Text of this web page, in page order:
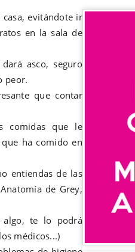
evitándote ir
en la sala de
asco, seguro
peor.
que contar
comidas que le
que ha comido en
entiendas de las
de Grey,
algo, te lo podrá
médicos...)